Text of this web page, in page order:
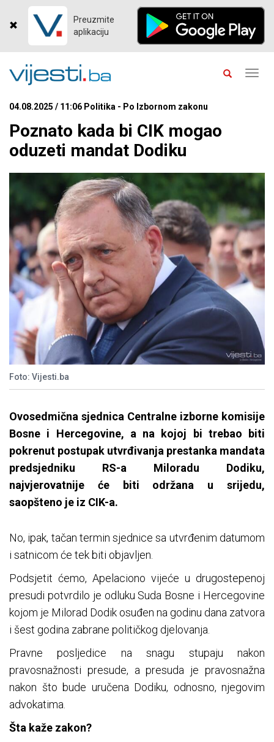
Preuzmite
aplikaciju
04.08.2025 / 11:06 Politika - Po Izbornom zakonu
Poznato kada bi CIK mogao
oduzeti mandat Dodiku
Foto: Vijesti.ba
Ovosedmična sjednica Centralne izborne komisije
Bosne i Hercegovine, a na kojoj bi trebao biti
pokrenut postupak utvrđivanja prestanka mandata
predsjedniku RS-a Miloradu Dodiku,
najvjerovatnije će biti održana u srijedu,
saopšteno je iz CIK-a.
No, ipak, tačan termin sjednice sa utvrđenim datumom
i satnicom će tek biti objavljen.
Podsjetit ćemo, Apelaciono vijeće u drugostepenoj
presudi potvrdilo je odluku Suda Bosne i Hercegovine
kojom je Milorad Dodik osuđen na godinu dana zatvora
i šest godina zabrane političkog djelovanja.
Pravne posljedice na snagu stupaju nakon
pravosnažnosti presude, a presuda je pravosnažna
nakon što bude uručena Dodiku, odnosno, njegovim
advokatima.
Šta kaže zakon?